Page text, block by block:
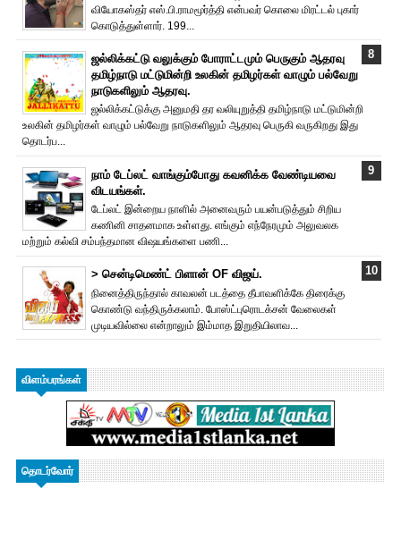
வியோகஸ்தர் எஸ்.பி.ராமமூர்த்தி என்பவர் கொலை மிரட்டல் புகார்
கொடுத்துள்ளார். 199...
ஜல்லிக்கட்டு வலுக்கும் போராட்டமும் பெருகும் ஆதரவு
தமிழ்நாடு மட்டுமின்றி உலகின் தமிழர்கள் வாழும் பல்வேறு
நாடுகளிலும் ஆதரவு.
ஜல்லிக்கட்டுக்கு அனுமதி தர வலியுறுத்தி தமிழ்நாடு மட்டுமின்றி
உலகின் தமிழர்கள் வாழும் பல்வேறு நாடுகளிலும் ஆதரவு பெருகி வருகிறது இது
தொடர்ப...
நாம் டேப்லட் வாங்கும்போது கவனிக்க வேண்டியவை
விடயங்கள்.
டேப்லட் இன்றைய நாளில் அனைவரும் பயன்படுத்தும் சிறிய
கணினி சாதனமாக உள்ளது. எங்கும் எந்நேரமும் அலுவலக
மற்றும் கல்வி சம்பந்தமான விஷயங்களை பணி...
> சென்டிமெண்ட் பிளான் OF விஜய்.
நினைத்திருந்தால் காவலன் படத்தை தீபாவளிக்கே திரைக்கு
கொண்டு வந்திருக்கலாம். போஸ்ட்புரொட‌க்சன் வேலைகள்
முடியவில்லை என்றாலும் இம்மாத இறுதியிலாவ...
விளம்பரங்கள்
தொடர்வோர்